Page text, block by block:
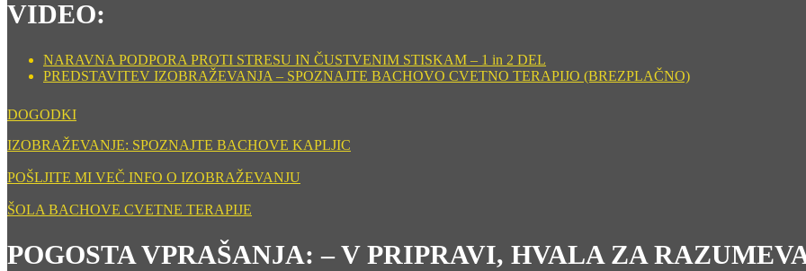
VIDEO:
NARAVNA PODPORA PROTI STRESU IN ČUSTVENIM STISKAM – 1 in 2 DEL
PREDSTAVITEV IZOBRAŽEVANJA – SPOZNAJTE BACHOVO CVETNO TERAPIJO (BREZPLAČNO)
DOGODKI
IZOBRAŽEVANJE: SPOZNAJTE BACHOVE KAPLJIC
POŠLJITE MI VEČ INFO O IZOBRAŽEVANJU
ŠOLA BACHOVE CVETNE TERAPIJE
POGOSTA VPRAŠANJA: – V PRIPRAVI, HVALA ZA